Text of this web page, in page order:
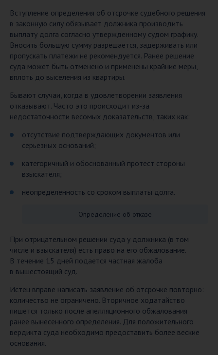
Вступление определения об отсрочке судебного решения
в законную силу обязывает должника производить
выплату долга согласно утвержденному судом графику.
Вносить большую сумму разрешается, задерживать или
пропускать платежи не рекомендуется. Ранее решение
суда может быть отменено и применены крайние меры,
вплоть до выселения из квартиры.
Бывают случаи, когда в удовлетворении заявления
отказывают. Часто это происходит из-за
недостаточности весомых доказательств, таких как:
отсутствие подтверждающих документов или
серьезных оснований;
категоричный и обоснованный протест стороны
взыскателя;
неопределенность со сроком выплаты долга.
Определение об отказе
При отрицательном решении суда у должника (в том
числе и взыскателя) есть право на его обжалование.
В течение 15 дней подается частная жалоба
в вышестоящий суд.
Истец вправе написать заявление об отсрочке повторно:
количество не ограничено. Вторичное ходатайство
пишется только после апелляционного обжалования
ранее вынесенного определения. Для положительного
вердикта суда необходимо предоставить более веские
основания.